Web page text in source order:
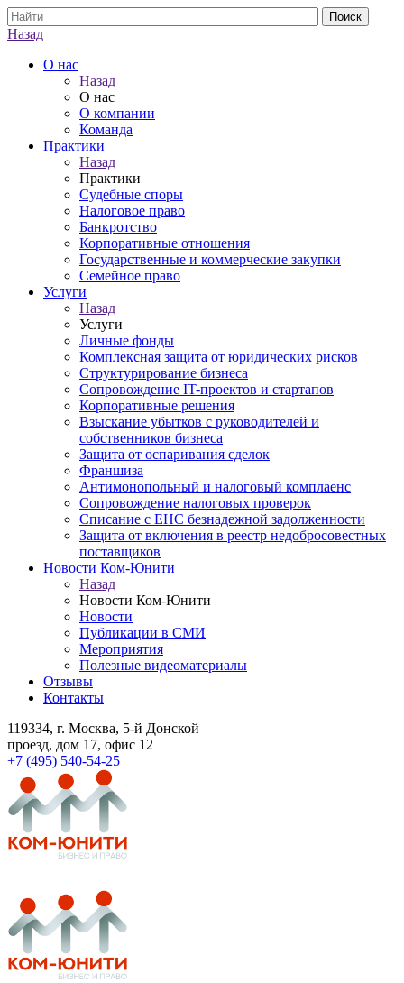
Назад
О нас
Назад
О нас
О компании
Команда
Практики
Назад
Практики
Судебные споры
Налоговое право
Банкротство
Корпоративные отношения
Государственные и коммерческие закупки
Семейное право
Услуги
Назад
Услуги
Личные фонды
Комплексная защита от юридических рисков
Структурирование бизнеса
Сопровождение IT-проектов и стартапов
Корпоративные решения
Взыскание убытков с руководителей и
собственников бизнеса
Защита от оспаривания сделок
Франшиза
Антимонопольный и налоговый комплаенс
Сопровождение налоговых проверок
Списание с ЕНС безнадежной задолженности
Защита от включения в реестр недобросовестных
поставщиков
Новости Ком-Юнити
Назад
Новости Ком-Юнити
Новости
Публикации в СМИ
Мероприятия
Полезные видеоматериалы
Отзывы
Контакты
119334, г. Москва, 5-й Донской
проезд, дом 17, офис 12
+7 (495) 540-54-25